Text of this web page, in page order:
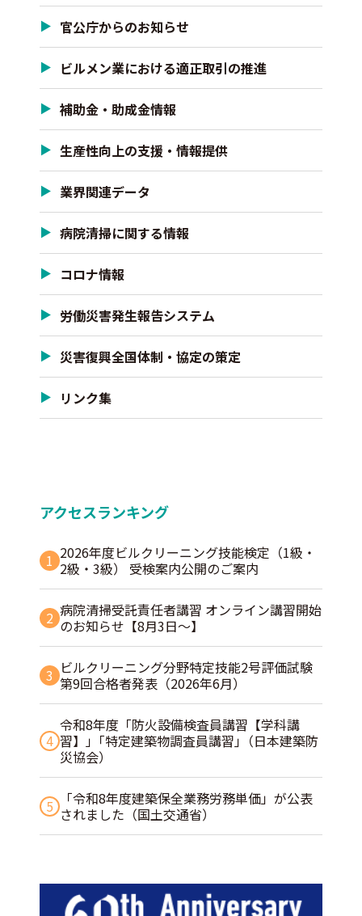
官公庁からのお知らせ
ビルメン業における適正取引の推進
補助金・助成金情報
生産性向上の支援・情報提供
業界関連データ
病院清掃に関する情報
コロナ情報
労働災害発生報告システム
災害復興全国体制・協定の策定
リンク集
アクセスランキング
1 2026年度ビルクリーニング技能検定（1級・
2級・3級） 受検案内公開のご案内
2 病院清掃受託責任者講習 オンライン講習開始
のお知らせ【8月3日～】
3 ビルクリーニング分野特定技能2号評価試験
第9回合格者発表（2026年6月）
4
令和8年度「防火設備検査員講習【学科講
習】」｢特定建築物調査員講習｣（日本建築防
災協会）
5
「令和8年度建築保全業務労務単価」が公表
されました（国土交通省）